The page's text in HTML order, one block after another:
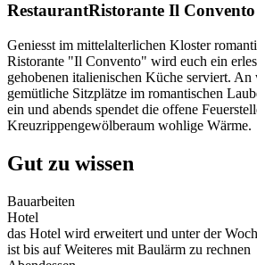
RestaurantRistorante Il Convento
Geniesst im mittelalterlichen Kloster
Ristorante "Il Convento" wird euch ein
gehobenen italienischen Küche serviert. An
gemütliche Sitzplätze im romantischen
ein und abends spendet die offene
Kreuzrippengewölberaum wohlige Wärme.
Gut zu wissen
Bauarbeiten
Hotel
das Hotel wird erweitert und unter der
ist bis auf Weiteres mit Baulärm zu rechnen